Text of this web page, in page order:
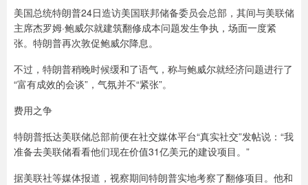
美国总统特朗普24日造访美国联邦储备委员会总部，其间与美联储
主席杰罗姆·鲍威尔就建筑翻修成本问题发生争执，场面一度紧
张。特朗普再次敦促鲍威尔降息。
不过，特朗普稍晚时候缓和了语气，称与鲍威尔就经济问题进行了
“富有成效的会谈”，气氛并不“紧张”。
费用之争
特朗普抵达美联储总部前便在社交媒体平台“真实社交”发帖说：“我
准备去美联储看看他们现在价值31亿美元的建设项目。”
据美联社等媒体报道，视察期间特朗普实地考察了翻修项目。他和